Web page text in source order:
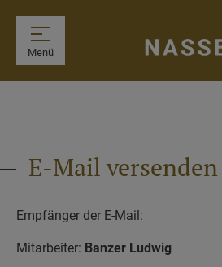
Menü
E-Mail versenden
Empfänger der E-Mail:
Mitarbeiter: Banzer Ludwig